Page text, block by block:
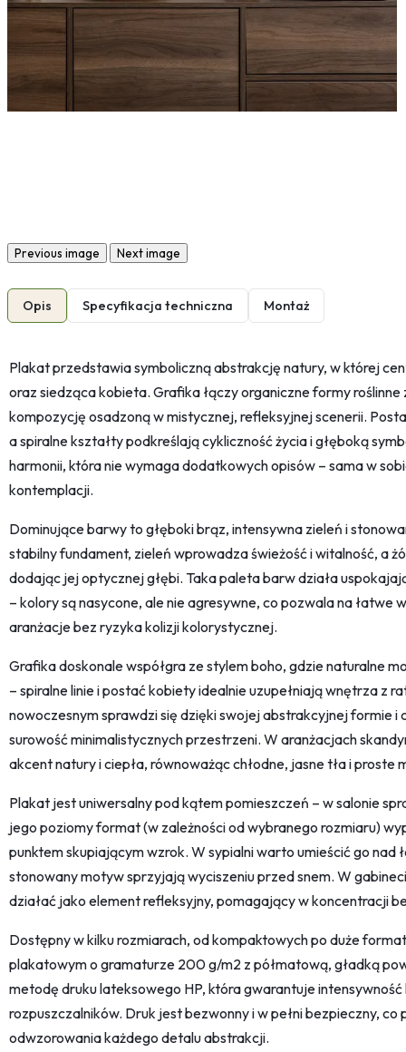
Previous image Next image
Opis Specyfikacja techniczna Montaż
Plakat przedstawia symboliczną abstrakcję natury, w której
oraz siedząca kobieta. Grafika łączy organiczne formy
kompozycję osadzoną w mistycznej, refleksyjnej scenerii.
a spiralne kształty podkreślają cykliczność życia i głęboką
harmonii, która nie wymaga dodatkowych opisów – sama w
kontemplacji.
Dominujące barwy to głęboki brąz, intensywna zieleń i
stabilny fundament, zieleń wprowadza świeżość i witalność, a
dodając jej optycznej głębi. Taka paleta barw działa
– kolory są nasycone, ale nie agresywne, co pozwala na łatwe
aranżacje bez ryzyka kolizji kolorystycznej.
Grafika doskonale współgra ze stylem boho, gdzie naturalne
– spiralne linie i postać kobiety idealnie uzupełniają wnętrza z
nowoczesnym sprawdzi się dzięki swojej abstrakcyjnej formie i
surowość minimalistycznych przestrzeni. W aranżacjach
akcent natury i ciepła, równoważąc chłodne, jasne tła i proste
Plakat jest uniwersalny pod kątem pomieszczeń – w salonie
jego poziomy format (w zależności od wybranego rozmiaru)
punktem skupiającym wzrok. W sypialni warto umieścić go nad
stonowany motyw sprzyjają wyciszeniu przed snem. W
działać jako element refleksyjny, pomagający w koncentracji
Dostępny w kilku rozmiarach, od kompaktowych po duże
plakatowym o gramaturze 200 g/m2 z półmatową, gładką
metodę druku lateksowego HP, która gwarantuje intensywność
rozpuszczalników. Druk jest bezwonny i w pełni bezpieczny,
odwzorowania każdego detalu abstrakcji.